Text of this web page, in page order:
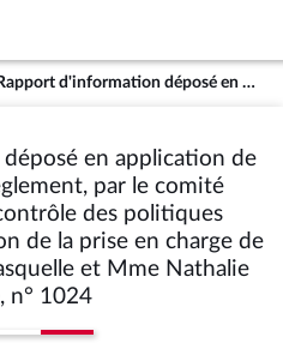
Rapport d'information déposé en application de l'article 146-3 du règlement, par le comité d'évaluation et de contrôle des politiques publiques sur l'évaluation de la prise en charge de l'autisme (M. Daniel Fasquelle et Mme Nathalie Sarles), n° 1024
en application de
par le comité
des politiques
de la prise en charge de
et Mme Nathalie
n° 1024